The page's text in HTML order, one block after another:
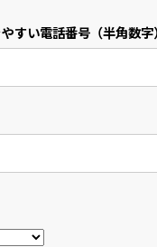
すい電話番号（半角数字）